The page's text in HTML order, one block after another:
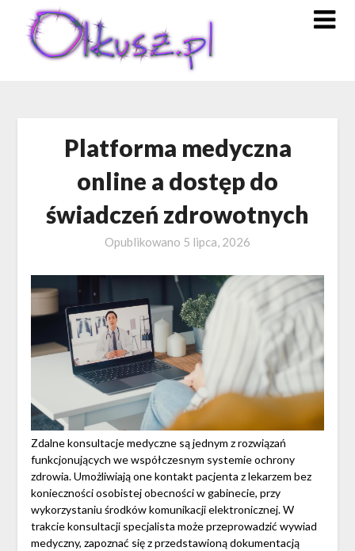
content
Platforma medyczna
online a dostęp do
świadczeń zdrowotnych
Opublikowano 5 lipca, 2026
Zdalne konsultacje medyczne są jednym z rozwiązań
funkcjonujących we współczesnym systemie ochrony
zdrowia. Umożliwiają one kontakt pacjenta z lekarzem bez
konieczności osobistej obecności w gabinecie, przy
wykorzystaniu środków komunikacji elektronicznej. W
trakcie konsultacji specjalista może przeprowadzić wywiad
medyczny, zapoznać się z przedstawioną dokumentacją